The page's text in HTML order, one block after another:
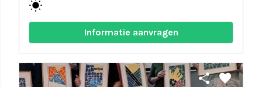
wb_sunny
Informatie aanvragen
share favorite